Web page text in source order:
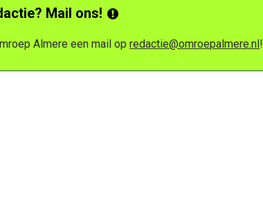
Mail ons!
Almere een mail opredactie@omroepalmere.nl!